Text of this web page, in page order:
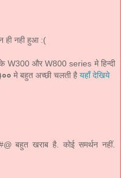
ही नही हुआ :(
W300 और W800 series मे हिन्दी
मे बहुत अच्छी चलती है यहाँ देखिये
बहुत खराब है. कोई समर्थन नहीं.